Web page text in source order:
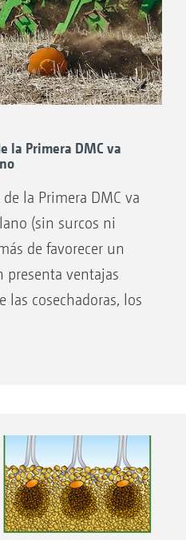
– abresurcos de
– abresurcos de
tropezar con un
la Primera DMC va
la Primera DMC va
(sin surcos ni
de favorecer un
ventajas
las cosechadoras, los
se puedan